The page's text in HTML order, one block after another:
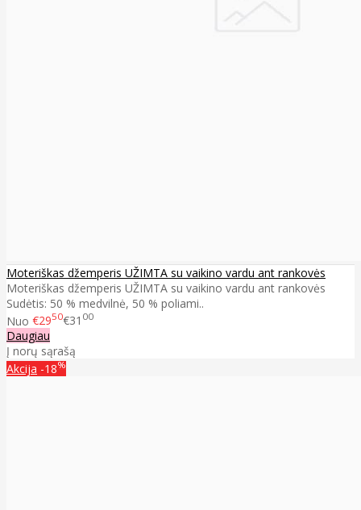
Moteriškas džemperis UŽIMTA su vaikino vardu ant rankovės
Moteriškas džemperis UŽIMTA su vaikino vardu ant rankovės
Sudėtis: 50 % medvilnė, 50 % poliami..
Nuo €2950€31 00
Daugiau
Į norų sąrašą
Akcija -18%